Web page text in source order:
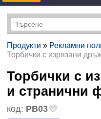
Продукти » Рекламни
Торбички с изрязани
Торбички с
и странични
код: PB03